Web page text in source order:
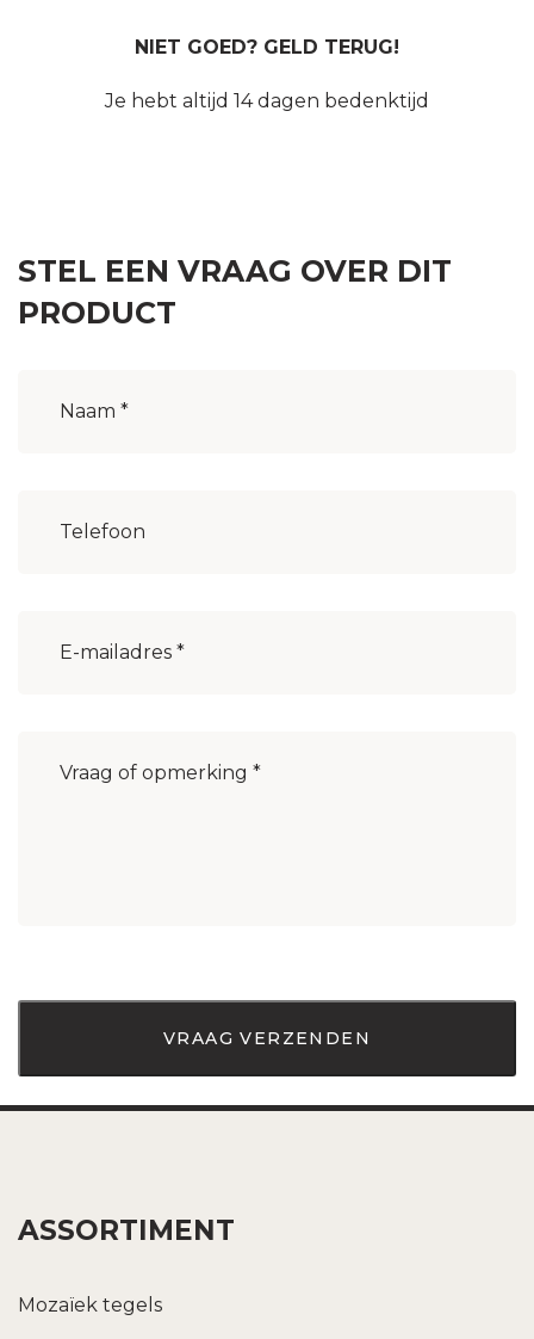
NIET GOED? GELD TERUG!
Je hebt altijd 14 dagen bedenktijd
STEL EEN VRAAG OVER DIT
PRODUCT
mailadres (Vereist)
ASSORTIMENT
Mozaïek tegels